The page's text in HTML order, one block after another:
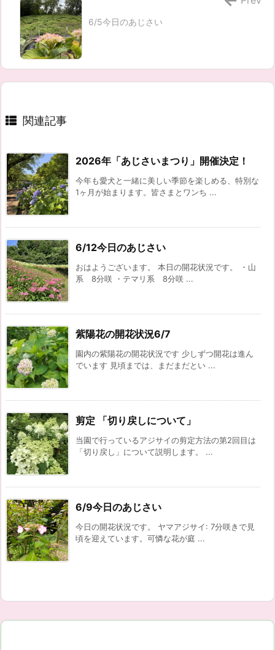
6/5今日のあじさい
関連記事
2026年「あじさいまつり」開催決定！
今年も愛犬と一緒に美しい季節を楽しめる、特別な
1ヶ月が始まります。皆さまとワンち ...
6/12今日のあじさい
おはようございます。 本日の開花状況です。 ・山
系 8分咲 ・テマリ系 8分咲 ...
紫陽花の開花状況6/7
園内の紫陽花の開花状況です 少しずつ開花は進ん
でいます 見頃までは、まだまだとい ...
剪定 「切り戻しについて」
当園で行っているアジサイの剪定方法の第2回目は
「切り戻し」について説明します。 ...
6/9今日のあじさい
今日の開花状況です。 ヤマアジサイ: 7分咲きで見
頃を迎えています。可憐な花が庭 ...